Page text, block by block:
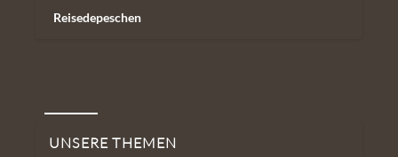
Reisedepeschen
UNSERE THEMEN